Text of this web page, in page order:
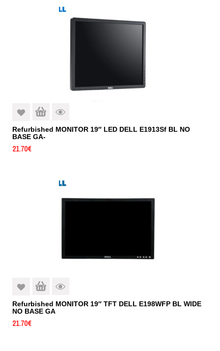
Refurbished MONITOR 19″ LED DELL E1913Sf BL NO
BASE GA-
21.70€
Refurbished MONITOR 19″ TFT DELL E198WFP BL WIDE
NO BASE GA
21.70€